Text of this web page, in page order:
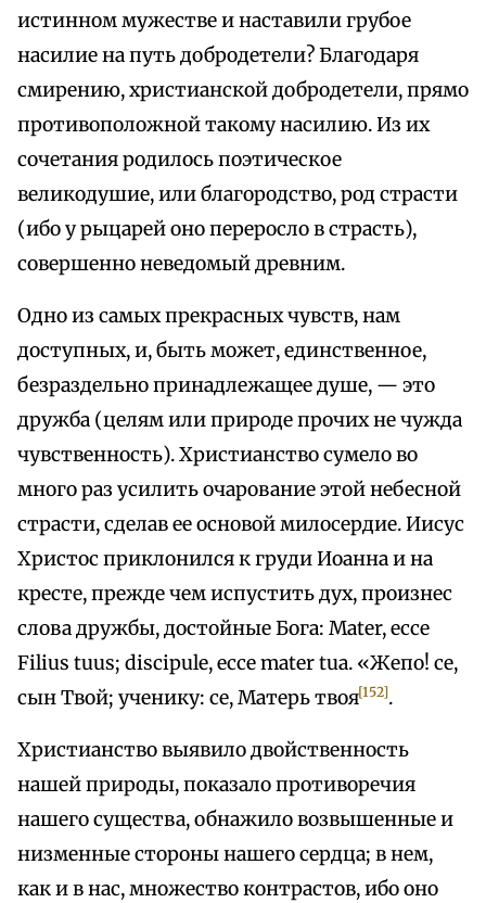
истинном мужестве и наставили грубое
насилие на путь добродетели? Благодаря
смирению, христианской добродетели, прямо
противоположной такому насилию. Из их
сочетания родилось поэтическое
великодушие, или благородство, род страсти
(ибо у рыцарей оно переросло в страсть),
совершенно неведомый древним.
Одно из самых прекрасных чувств, нам
доступных, и, быть может, единственное,
безраздельно принадлежащее душе, — это
дружба (целям или природе прочих не чужда
чувственность). Христианство сумело во
много раз усилить очарование этой небесной
страсти, сделав ее основой милосердие. Иисус
Христос приклонился к груди Иоанна и на
кресте, прежде чем испустить дух, произнес
слова дружбы, достойные Бога: Mater, ессе
Filius tuus; discipule, ессе mater tua. «Жепо! ce,
сын Твой; ученику: се, Матерь твоя[152].
Христианство выявило двойственность
нашей природы, показало противоречия
нашего существа, обнажило возвышенные и
низменные стороны нашего сердца; в нем,
как и в нас, множество контрастов, ибо оно